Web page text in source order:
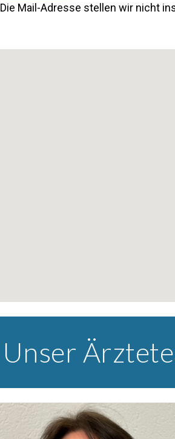
Die Mail-Adresse stellen wir nicht
Unser